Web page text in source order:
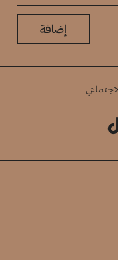
إضافة